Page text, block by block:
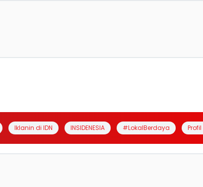
Iklanin di IDN INSIDENESIA #LokalBerdaya